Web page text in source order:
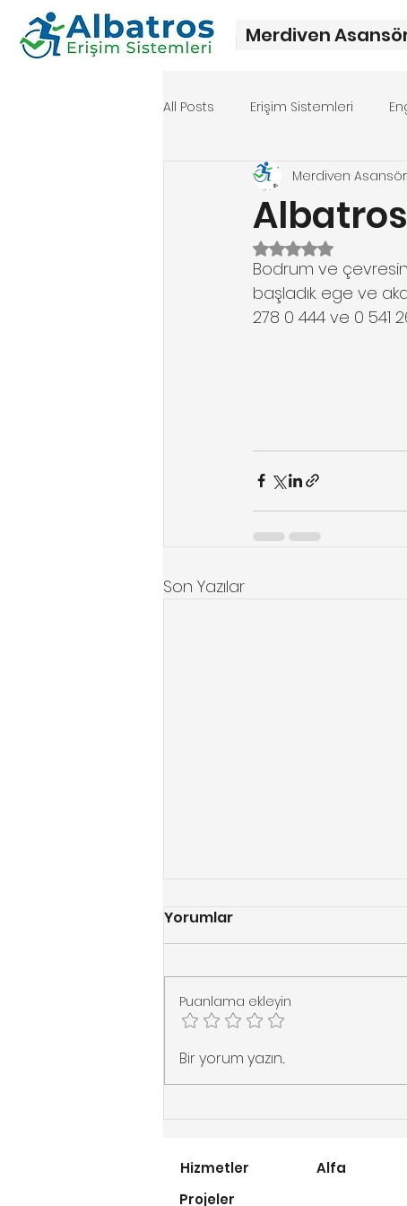
Merdiven
All Posts Erişim Sistemleri
Merdiven asansörü fiyat
Merdiven
5 üzerinden NaN
Bodrum ve
başladık. ege ve
278 0 444 ve 0 541
Son Yazılar
Dönel Merdivenlerde
Maksimum Konfor: Flow-
Yorumlar
Puanlama ekleyin
Bir yorum yazın...
Hizmetler
Projeler
Alfa